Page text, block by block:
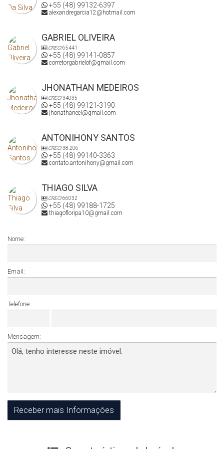
+55 (48) 99132-6397
alexandregarcia12@hotmail.com
GABRIEL OLIVEIRA
CRECI65441
+55 (48) 99141-0857
corretorgabrielof@gmail.com
JHONATHAN MEDEIROS
CRECI34035
+55 (48) 99121-3190
jhonathaneel@gmail.com
ANTONIHONY SANTOS
CRECI38.206
+55 (48) 99140-3363
contato.antonihony@gmail.com
THIAGO SILVA
CRECI66032
+55 (48) 99188-1725
thiagofloripa10@gmail.com
Nome:
Email:
Telefone:
Mensagem: